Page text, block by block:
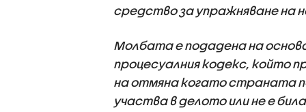
средство за упражняване на
Молбата е подадена на
процесуалния кодекс, който
на отмяна когато страната
участва в делото или не е